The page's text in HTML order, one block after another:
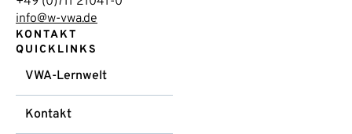
info@w-vwa.de
KONTAKT
QUICKLINKS
VWA-Lernwelt
Kontakt